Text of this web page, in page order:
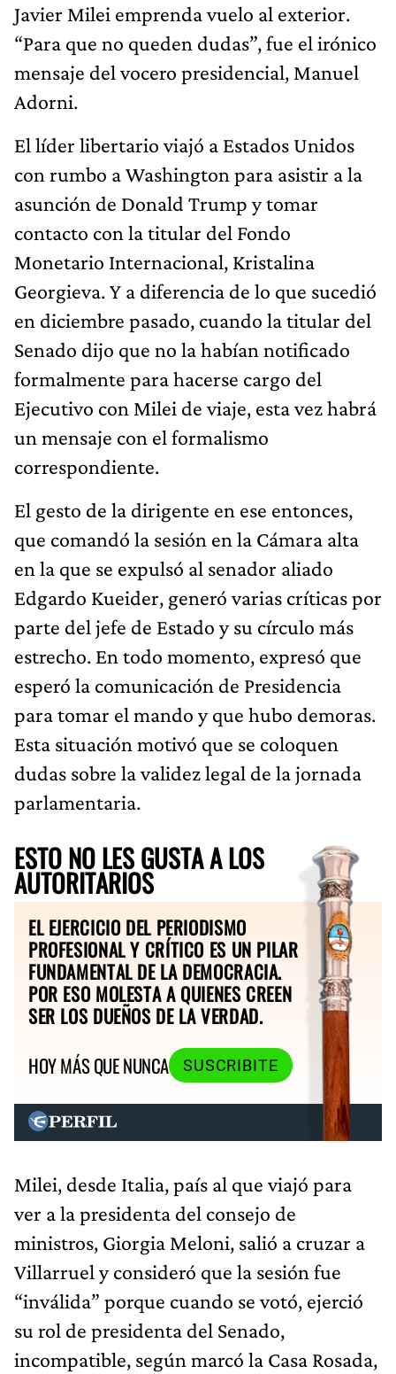
Javier Milei emprenda vuelo al exterior.
“Para que no queden dudas”, fue el irónico
mensaje del vocero presidencial, Manuel
Adorni.
El líder libertario viajó a Estados Unidos
con rumbo a Washington para asistir a la
asunción de Donald Trump y tomar
contacto con la titular del Fondo
Monetario Internacional, Kristalina
Georgieva. Y a diferencia de lo que sucedió
en diciembre pasado, cuando la titular del
Senado dijo que no la habían notificado
formalmente para hacerse cargo del
Ejecutivo con Milei de viaje, esta vez habrá
un mensaje con el formalismo
correspondiente.
El gesto de la dirigente en ese entonces,
que comandó la sesión en la Cámara alta
en la que se expulsó al senador aliado
Edgardo Kueider, generó varias críticas por
parte del jefe de Estado y su círculo más
estrecho. En todo momento, expresó que
esperó la comunicación de Presidencia
para tomar el mando y que hubo demoras.
Esta situación motivó que se coloquen
dudas sobre la validez legal de la jornada
parlamentaria.
ESTO NO LES GUSTA A LOS
AUTORITARIOS
EL EJERCICIO DEL PERIODISMO
PROFESIONAL Y CRÍTICO ES UN PILAR
FUNDAMENTAL DE LA DEMOCRACIA.
POR ESO MOLESTA A QUIENES CREEN
SER LOS DUEÑOS DE LA VERDAD.
HOY MÁS QUE NUNCA
SUSCRIBITE
Milei, desde Italia, país al que viajó para
ver a la presidenta del consejo de
ministros, Giorgia Meloni, salió a cruzar a
Villarruel y consideró que la sesión fue
“inválida” porque cuando se votó, ejerció
su rol de presidenta del Senado,
incompatible, según marcó la Casa Rosada,